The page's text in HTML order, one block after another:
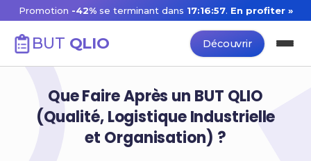
Promotion -42%se terminant dans 17:16:57. En profiter »
BUT QLIO Découvrir
Que Faire Après un BUT QLIO
(Qualité, Logistique Industrielle
et Organisation) ?